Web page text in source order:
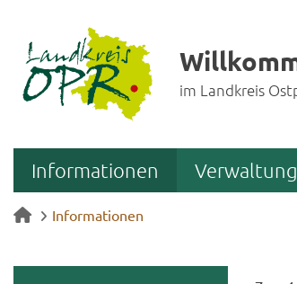
im Landkreis
Informationen Verwaltung
Informationen